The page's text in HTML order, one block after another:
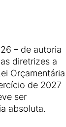
– de autoria
diretrizes a
Orçamentária
de 2027
ser
absoluta.